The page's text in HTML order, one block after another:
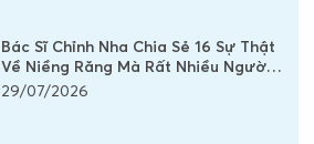
Bác Sĩ Chỉnh Nha Chia Sẻ 16 Sự Thật
Về Niềng Răng Mà Rất Nhiều Người
Vẫn Đang Hiểu Sai
29/07/2026